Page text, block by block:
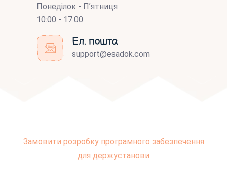
Понеділок - П’ятниця
10:00 - 17:00
Ел. пошта
support@esadok.com
Замовити розробку програмного забезпечення
для держустанови